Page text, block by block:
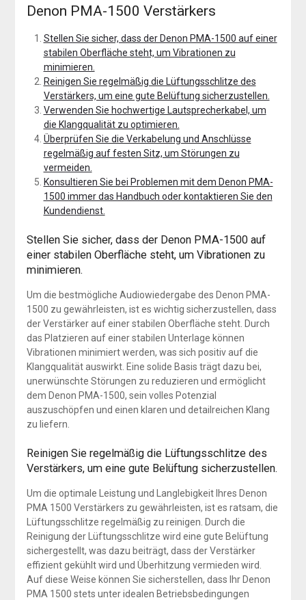
Denon PMA-1500 Verstärkers
Stellen Sie sicher, dass der Denon PMA-1500 auf einer
stabilen Oberfläche steht, um Vibrationen zu
minimieren.
Reinigen Sie regelmäßig die Lüftungsschlitze des
Verstärkers, um eine gute Belüftung sicherzustellen.
Verwenden Sie hochwertige Lautsprecherkabel, um
die Klangqualität zu optimieren.
Überprüfen Sie die Verkabelung und Anschlüsse
regelmäßig auf festen Sitz, um Störungen zu
vermeiden.
Konsultieren Sie bei Problemen mit dem Denon PMA-
1500 immer das Handbuch oder kontaktieren Sie den
Kundendienst.
Stellen Sie sicher, dass der Denon PMA-1500 auf
einer stabilen Oberfläche steht, um Vibrationen zu
minimieren.
Um die bestmögliche Audiowiedergabe des Denon PMA-
1500 zu gewährleisten, ist es wichtig sicherzustellen, dass
der Verstärker auf einer stabilen Oberfläche steht. Durch
das Platzieren auf einer stabilen Unterlage können
Vibrationen minimiert werden, was sich positiv auf die
Klangqualität auswirkt. Eine solide Basis trägt dazu bei,
unerwünschte Störungen zu reduzieren und ermöglicht
dem Denon PMA-1500, sein volles Potenzial
auszuschöpfen und einen klaren und detailreichen Klang
zu liefern.
Reinigen Sie regelmäßig die Lüftungsschlitze des
Verstärkers, um eine gute Belüftung sicherzustellen.
Um die optimale Leistung und Langlebigkeit Ihres Denon
PMA 1500 Verstärkers zu gewährleisten, ist es ratsam, die
Lüftungsschlitze regelmäßig zu reinigen. Durch die
Reinigung der Lüftungsschlitze wird eine gute Belüftung
sichergestellt, was dazu beiträgt, dass der Verstärker
effizient gekühlt wird und Überhitzung vermieden wird.
Auf diese Weise können Sie sicherstellen, dass Ihr Denon
PMA 1500 stets unter idealen Betriebsbedingungen